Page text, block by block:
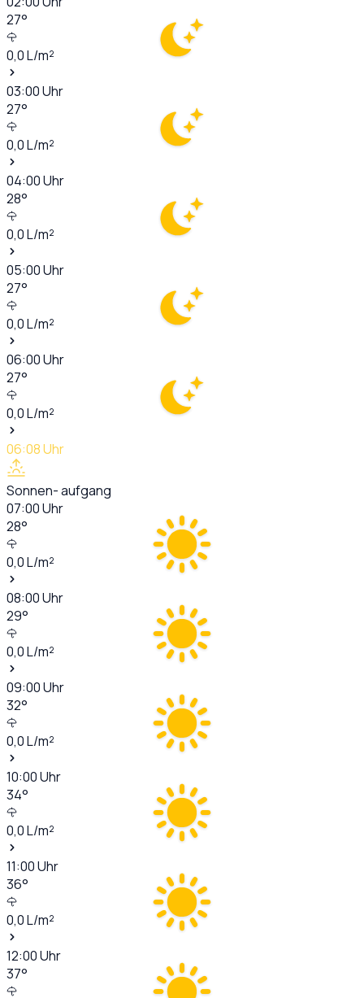
27°
0,0L/m²
03:00Uhr
27°
0,0L/m²
04:00Uhr
28°
0,0L/m²
05:00Uhr
27°
0,0L/m²
06:00Uhr
27°
0,0L/m²
06:08Uhr
Sonnen- aufgang
07:00Uhr
28°
0,0L/m²
08:00Uhr
29°
0,0L/m²
09:00Uhr
32°
0,0L/m²
10:00Uhr
34°
0,0L/m²
11:00Uhr
36°
0,0L/m²
12:00Uhr
37°